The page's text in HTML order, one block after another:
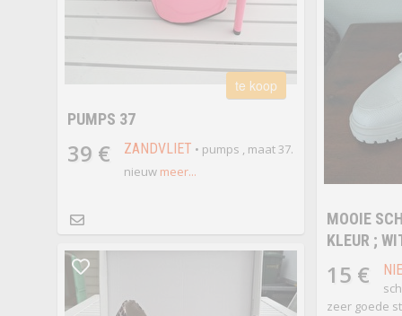
te koop
PUMPS 37
39 € ZANDVLIET • pumps , maat 37.
nieuw meer...
MOOIE
KLEUR ;
15 €
zeer goede